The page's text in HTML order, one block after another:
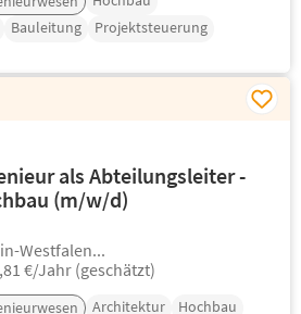
Bauleitung
Projektsteuerung
als Abteilungsleiter -
(m/w/d)
Westfalen...
€/Jahr (geschätzt)
Architektur
Hochbau